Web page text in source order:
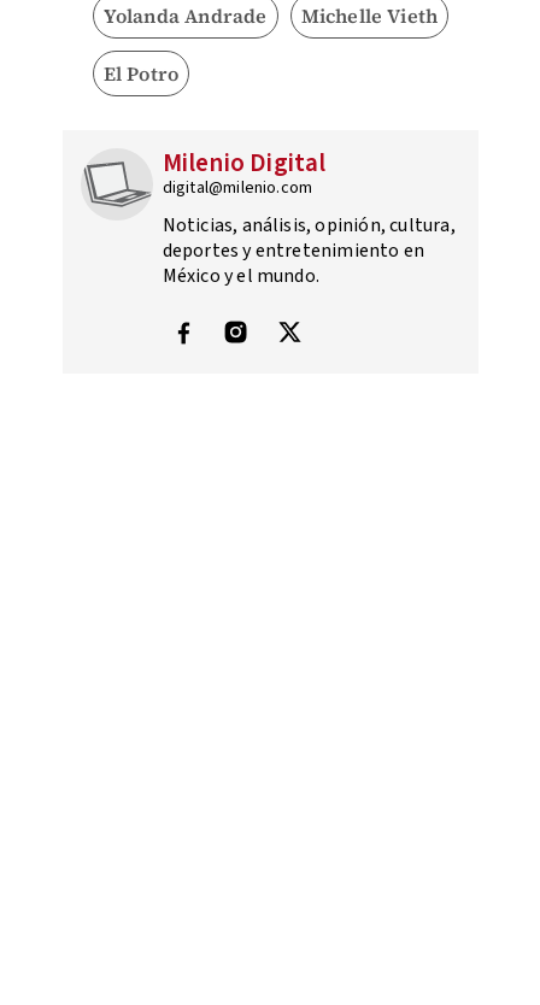
Yolanda Andrade Michelle Vieth
El Potro
Milenio Digital
digital@milenio.com
Noticias, análisis, opinión, cultura,
deportes y entretenimiento en
México y el mundo.